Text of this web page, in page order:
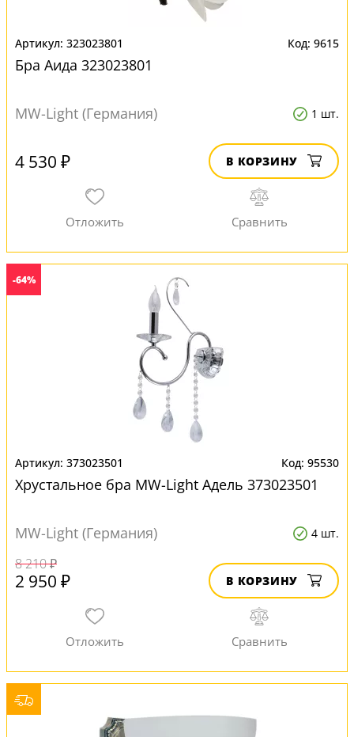
323023801 9615
Бра Аида 323023801
MW-Light (Германия) 1 шт.
4 530 ₽ В КОРЗИНУ
-64%
373023501 95530
Хрустальное бра MW-Light Адель 373023501
MW-Light (Германия) 4 шт.
8 210 ₽
2 950 ₽ В КОРЗИНУ